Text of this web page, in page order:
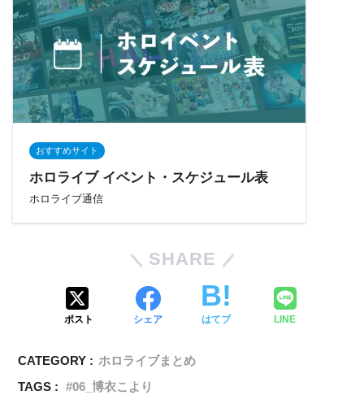
おすすめサイト
ホロライブ イベント・スケジュール表
ホロライブ通信
SHARE
ポスト シェア はてブ LINE
CATEGORY : ホロライブまとめ
TAGS :
06_博衣こより